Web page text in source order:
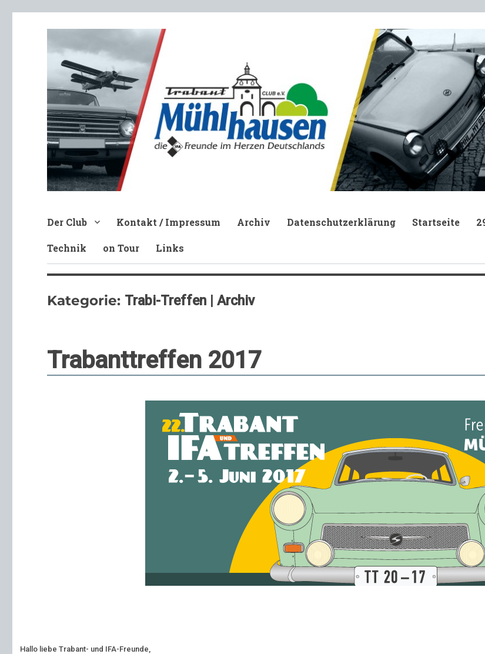
Trabant-Club Mühlhausen e.V.
Der Club Kontakt / Impressum Archiv Datenschutzerklärung Startseite
Technik on Tour Links
Kategorie: Trabi-Treffen | Archiv
Trabanttreffen 2017
Hallo liebe Trabant- und IFA-Freunde,